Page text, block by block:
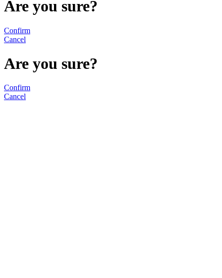
Are you sure?
Confirm
Cancel
Are you sure?
Confirm
Cancel